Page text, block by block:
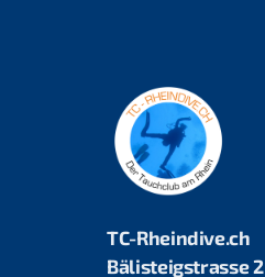
TC-Rheindive.ch
Bälisteigstrasse 2